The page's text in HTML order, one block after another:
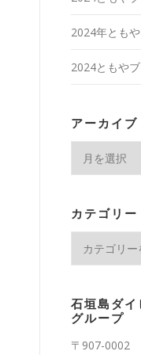
2024年とも
2024ともや
アーカイブ
ブ
カテゴリー
ー
石垣島ダ
グループ
〒907-0002